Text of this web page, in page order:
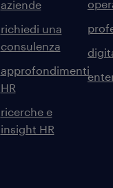
aziende
richiedi una
consulenza
approfondimenti
HR
ricerche e
insight HR